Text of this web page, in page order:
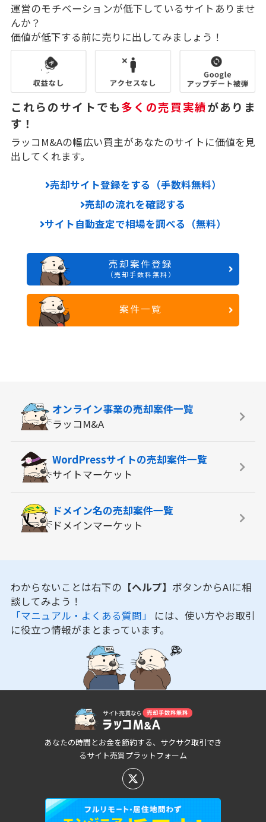
運営のモチベーションが低下しているサイトありませ
んか？
価値が低下する前に売りに出してみましょう！
これらのサイトでも多くの売買実績がありま
す！
ラッコM&Aの幅広い買主があなたのサイトに価値を見
出してくれます。
売却サイト登録をする（手数料無料）
売却の流れを確認する
サイト自動査定で相場を調べる（無料）
売却案件登録
（売却手数料無料）
案件一覧
オンライン事業の売却案件一覧
ラッコM&A
WordPressサイトの売却案件一覧
サイトマーケット
ドメイン名の売却案件一覧
ドメインマーケット
わからないことは右下の 【ヘルプ】 ボタンからAIに相
談してみよう！
「マニュアル・よくある質問」 には、使い方やお取引
に役立つ情報がまとまっています。
あなたの時間とお金を節約する、サクサク取引でき
るサイト売買プラットフォーム